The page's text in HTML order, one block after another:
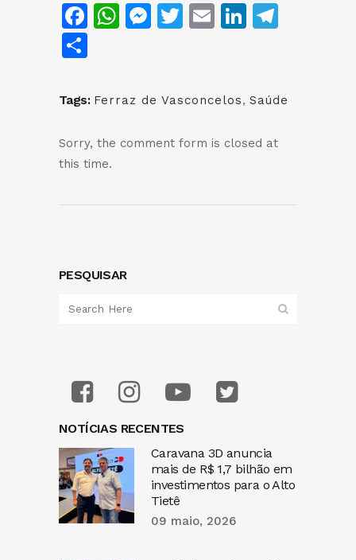
Facebook
WhatsApp
Messenger
Twitter
EmailLinkedIn
Tags: Ferraz de Vasconcelos, Saúde
Sorry, the comment form is closed at
this time.
PESQUISAR
NOTÍCIAS RECENTES
Caravana 3D anuncia
mais de R$ 1,7 bilhão em
investimentos para o Alto
Tietê
09 maio, 2026